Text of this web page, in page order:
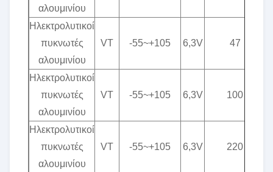
αλουμινίου
Ηλεκτρολυτικοί
πυκνωτές
αλουμινίου
VT -55~+105 6,3V 47
Ηλεκτρολυτικοί
πυκνωτές
αλουμινίου
VT -55~+105 6,3V 100
Ηλεκτρολυτικοί
πυκνωτές
αλουμινίου
VT -55~+105 6,3V 220